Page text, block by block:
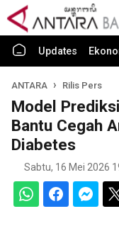
Updates
ANTARA Rilis Pers
Model
Bantu Cegah
Diabetes
Sabtu, 16 Mei 2026